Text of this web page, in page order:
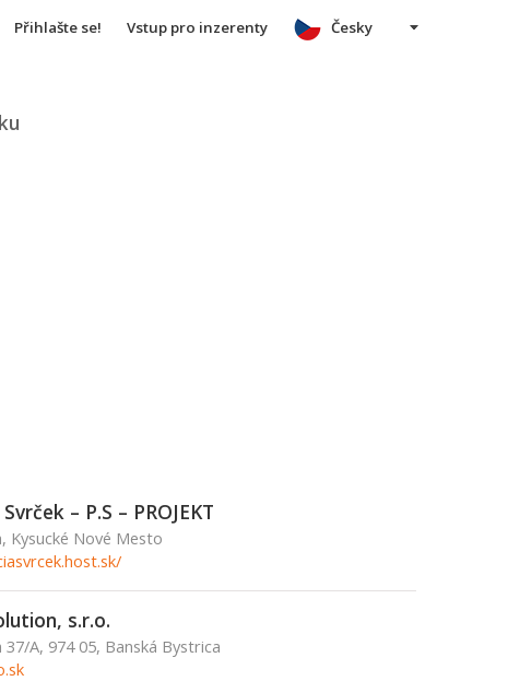
Přihlašte se! Vstup pro inzerenty Česky
– P.S – PROJEKT
Kysucké Nové Mesto
s.r.o.
37/A, 974 05, Banská Bystrica